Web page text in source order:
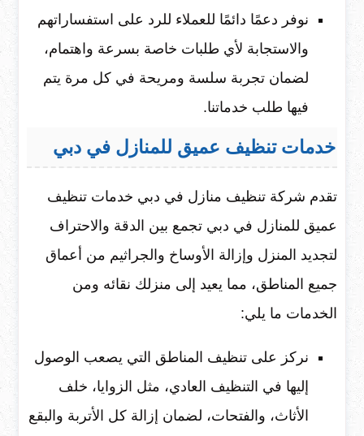
نوفر دعمًا دائمًا للعملاء للرد على استفساراتهم
والاستجابة لأي طلبات خاصة بسرعة واهتمام،
لضمان تجربة سلسة ومريحة في كل مرة يتم
فيها طلب خدماتنا.
خدمات تنظيف عميق للمنازل في دبي
تقدم شركة تنظيف منازل في دبي خدمات تنظيف
عميق للمنازل في دبي تجمع بين الدقة والاحتراف
لتجديد المنزل وإزالة الأوساخ والجراثيم من أعماق
جميع المناطق، مما يعيد إلى منزلك نقائه ومن
الخدمات ما يلي:
نركز على تنظيف المناطق التي يصعب الوصول
إليها في التنظيف العادي، مثل الزوايا، خلف
الأثاث، والفتحات، لضمان إزالة كل الأتربة والبقع